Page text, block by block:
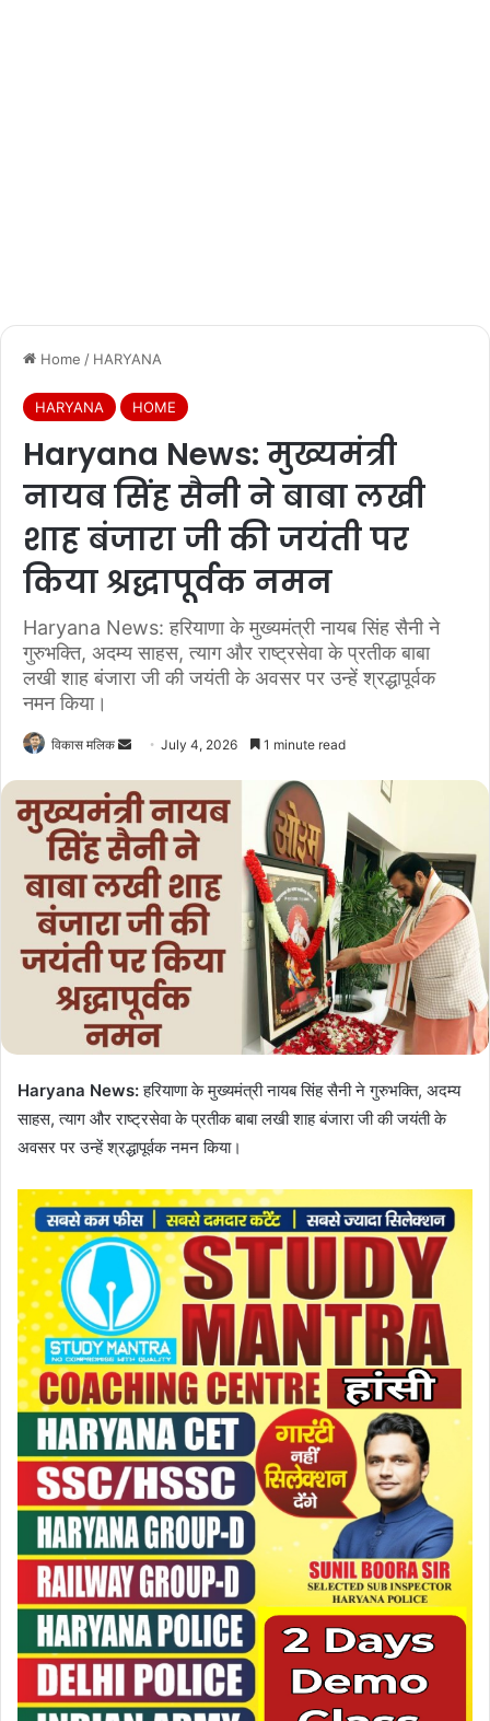
Home / HARYANA
HARYANA HOME
Haryana News: मुख्यमंत्री
नायब सिंह सैनी ने बाबा लखी
शाह बंजारा जी की जयंती पर
किया श्रद्धापूर्वक नमन
Haryana News: हरियाणा के मुख्यमंत्री नायब सिंह सैनी ने
गुरुभक्ति, अदम्य साहस, त्याग और राष्ट्रसेवा के प्रतीक बाबा
लखी शाह बंजारा जी की जयंती के अवसर पर उन्हें श्रद्धापूर्वक
नमन किया।
विकास मलिक
n
d
a
n
e
m
a
l
July 4, 2026 1 minute read
Haryana News:हरियाणा के मुख्यमंत्री नायब सिंह सैनी ने गुरुभक्ति, अदम्य
साहस, त्याग औरराष्ट्रसेवाके प्रतीक बाबा लखी शाह बंजारा जी की जयंती के
अवसर पर उन्हें श्रद्धापूर्वक नमन किया।